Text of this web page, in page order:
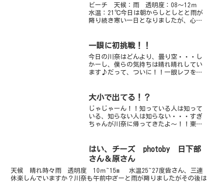
ビーチ 天候：雨 透明度：08～12ｍ
水温：21℃今日は朝からしとしとと雨が
降り続き寒い一日となりましたが、心配
まだ「青い海」をキープしています。相
一眼に初挑戦！！
今日の川奈はどんより、曇り空・・・し
かーし、僕らの気持ちは晴れ晴れしてい
ます♪だって、ついに！！一眼レフを使
ェイトを重めにしなきゃ（笑）もちろ
大小で出てる！？
じゃじゃーん！！知っている人は知って
いる、知らない人は知らない・・・すぎ
ちゃんが川奈に帰ってきたよ～！！東北
びくともしないこっちの海はとってもあ
ったかいのね～さてさて...
はい、チーズ photoby 日下部
さん＆原さん
天候 晴れ時々雨 透明度 10ｍ~15m 水温25~27度皆さん、三連
休楽しんでいますか？川奈も午前中ざーと雨が降りましたがその後は